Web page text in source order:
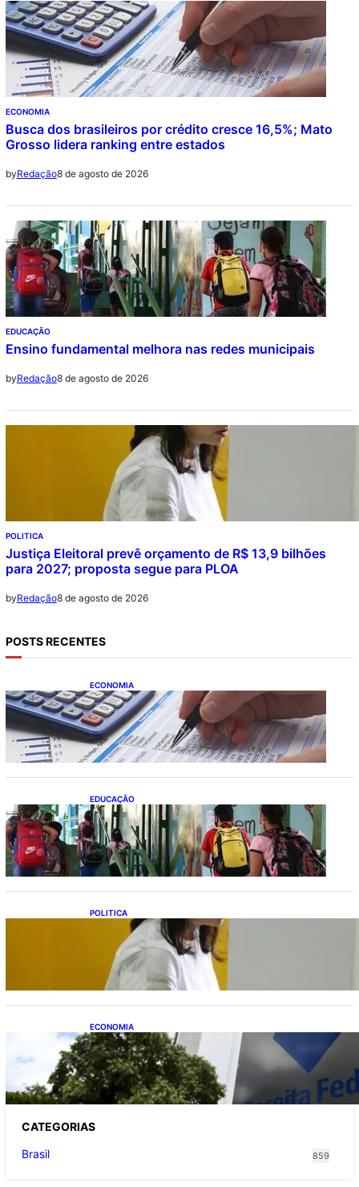
ECONOMIA
Busca dos brasileiros por crédito cresce 16,5%; Mato
Grosso lidera ranking entre estados
byRedação8 de agosto de 2026
EDUCAÇÃO
Ensino fundamental melhora nas redes municipais
byRedação8 de agosto de 2026
POLITICA
Justiça Eleitoral prevê orçamento de R$ 13,9 bilhões
para 2027; proposta segue para PLOA
byRedação8 de agosto de 2026
POSTS RECENTES
ECONOMIA
Busca dos brasileiros por crédito cresce
16,5%; Mato Grosso lidera ranking entre
estados
EDUCAÇÃO
Ensino fundamental melhora nas redes
municipais
POLITICA
Justiça Eleitoral prevê orçamento de R$ 13,9
bilhões para 2027; proposta segue para
PLOA
ECONOMIA
Receita Federal: novo cronograma da
reforma tributária amplia prazo para o
Simples Nacional
CATEGORIAS
Brasil
859